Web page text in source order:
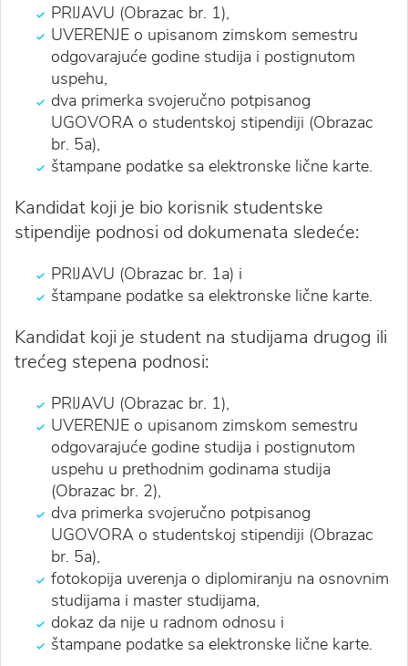
PRIJAVU (Obrazac br. 1),
UVERENJE o upisanom zimskom semestru
odgovarajuće godine studija i postignutom
uspehu,
dva primerka svojeručno potpisanog
UGOVORA o studentskoj stipendiji (Obrazac
br. 5a),
štampane podatke sa elektronske lične karte.
Kandidat koji je bio korisnik studentske
stipendije podnosi od dokumenata sledeće:
PRIJAVU (Obrazac br. 1a) i
štampane podatke sa elektronske lične karte.
Kandidat koji je student na studijama drugog ili
trećeg stepena podnosi:
PRIJAVU (Obrazac br. 1),
UVERENJE o upisanom zimskom semestru
odgovarajuće godine studija i postignutom
uspehu u prethodnim godinama studija
(Obrazac br. 2),
dva primerka svojeručno potpisanog
UGOVORA o studentskoj stipendiji (Obrazac
br. 5a),
fotokopija uverenja o diplomiranju na osnovnim
studijama i master studijama,
dokaz da nije u radnom odnosu i
štampane podatke sa elektronske lične karte.